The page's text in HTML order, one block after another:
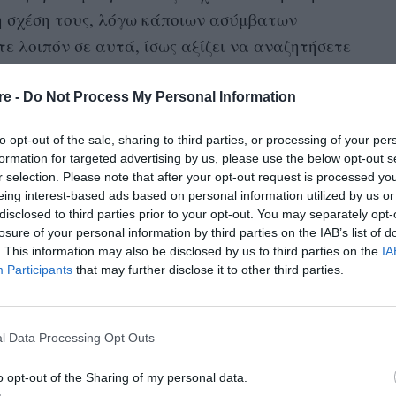
- Do Not Process My Personal Information
opt-out of the sale, sharing to third parties, or processing of your
for targeted advertising by us, please use the below opt-out
selection. Please note that after your opt-out request is processed
interest-based ads based on personal information utilized by us
to third parties prior to your opt-out. You may separately
of your personal information by third parties on the IAB’s list of
This information may also be disclosed by us to third parties on the
Participants that may further disclose it to other third parties.
Data Processing Opt Outs
opt-out of the Sharing of my personal data.
σχέση τους, λόγω κάποιων ασύμβατων
λοιπόν σε αυτά, ίσως αξίζει να αναζητήσετε
καθένα.
την οποία τον τροφοδοτεί ο πλανήτης Άρης,
τους οποίους υπαγορεύει η Αφροδίτη.
ο ένας είναι από τον Άρη και ο
να αποκοιμηθούν όχι μόνο στο ίδιο
πλανήτη. Ο Ταύρος εκτιμά ιδιαίτερα την
αλλά ο Κριός έχει πάρα πολλή
ζωής που μοιάζει ασταμάτητος. Και επειδή
τους, κανένας δεν θα κάνει ιδιαίτερες
ύπνου τους.